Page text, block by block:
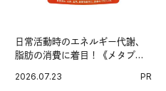
日常活動時のエネルギー代謝、
脂肪の消費に着目！《メタプラ
習慣。
2026.07.23 PR